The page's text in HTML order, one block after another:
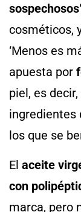
sospechosos
cosméticos,
‘Menos es
apuesta por
piel, es
ingredientes
los que se
El aceite
con
marca, pero